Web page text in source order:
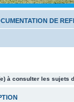
DE
à consulter les sujets